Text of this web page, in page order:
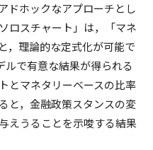
ドホックなアプローチとし
ロスチャート」は，「マネ
，理論的な定式化が可能で
ルで有意な結果が得られる
とマネタリーベースの比率
と，金融政策スタンスの変
えうることを示唆する結果